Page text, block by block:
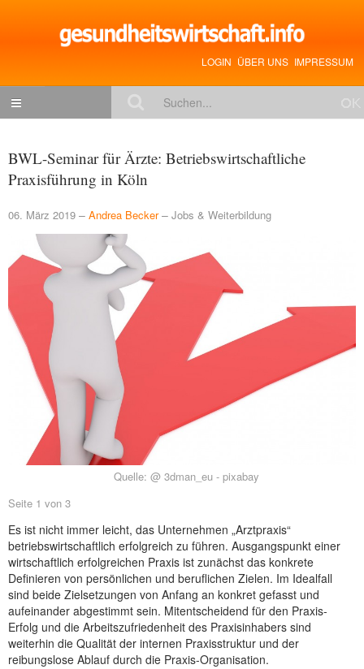
LOGIN ÜBER UNS IMPRESSUM
Gesundheitspolitik
Medizin & Pharma
Gesundheit
Jobs & Karriere
Mitglieder-Beiträge
NEUER BEITRAG
BWL-Seminar für Ärzte: Betriebswirtschaftliche
Praxisführung in Köln
06. März 2019 Andrea Becker Jobs & Weiterbildung
Quelle: @ 3dman_eu - pixabay
Seite 1 von 3
Es ist nicht immer leicht, das Unternehmen „Arztpraxis“
betriebswirtschaftlich erfolgreich zu führen. Ausgangspunkt einer
wirtschaftlich erfolgreichen Praxis ist zunächst das konkrete
Definieren von persönlichen und beruflichen Zielen. Im Idealfall
sind beide Zielsetzungen von Anfang an konkret gefasst und
aufeinander abgestimmt sein. Mitentscheidend für den Praxis-
Erfolg und die Arbeitszufriedenheit des Praxisinhabers sind
weiterhin die Qualität der internen Praxisstruktur und der
reibungslose Ablauf durch die Praxis-Organisation.